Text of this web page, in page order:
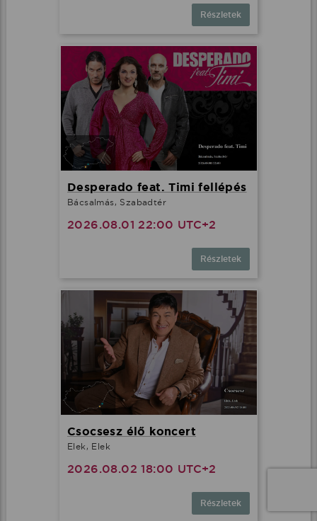
Részletek
Desperado feat. Timi fellépés
Bácsalmás, Szabadtér
2026.08.01 22:00 UTC+2
Részletek
Csocsesz élő koncert
Elek, Elek
2026.08.02 18:00 UTC+2
Részletek